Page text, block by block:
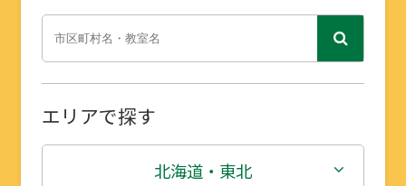
エリアで探す
北海道・東北